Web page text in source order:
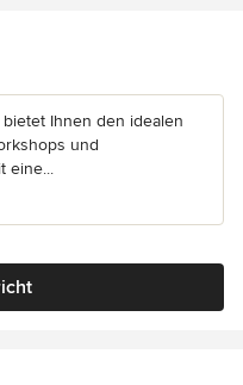
Ihnen den idealen
und
eine...